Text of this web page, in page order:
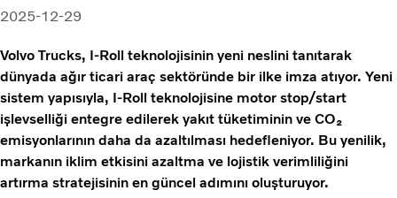
2025-12-29
Volvo Trucks, I-Roll teknolojisinin yeni neslini tanıtarak
dünyada ağır ticari araç sektöründe bir ilke imza atıyor. Yeni
sistem yapısıyla, I-Roll teknolojisine motor stop/start
işlevselliği entegre edilerek yakıt tüketiminin ve CO₂
emisyonlarının daha da azaltılması hedefleniyor. Bu yenilik,
markanın iklim etkisini azaltma ve lojistik verimliliğini
artırma stratejisinin en güncel adımını oluşturuyor.